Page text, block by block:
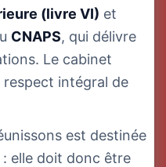
(livre VI) et
CNAPS, qui délivre
Le cabinet
respect intégral de
est destinée
elle doit donc être